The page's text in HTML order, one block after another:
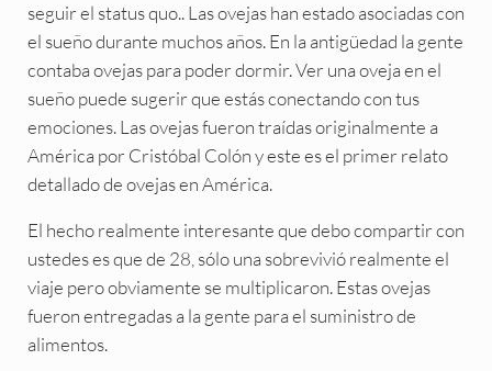
seguir el status quo.. Las ovejas han estado asociadas con
el sueño durante muchos años. En la antigüedad la gente
contaba ovejas para poder dormir. Ver una oveja en el
sueño puede sugerir que estás conectando con tus
emociones. Las ovejas fueron traídas originalmente a
América por Cristóbal Colón y este es el primer relato
detallado de ovejas en América.
El hecho realmente interesante que debo compartir con
ustedes es que de 28, sólo una sobrevivió realmente el
viaje pero obviamente se multiplicaron. Estas ovejas
fueron entregadas a la gente para el suministro de
alimentos.